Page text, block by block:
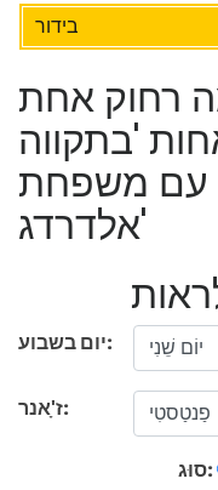
בידור
רחוק אחת
'בתקווה
עם משפחת
אלדרדג'
יום בשבוע:
ז'ָאנר:
סוּג: